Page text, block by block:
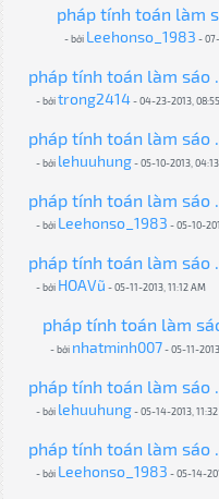
pháp tính toán làm
- bởi Leehonso_1983 -
pháp tính toán làm sáo .
- bởitrong2414- 04-23-2013,
pháp tính toán làm sáo .
- bởi lehuuhung- 05-10-2013,
pháp tính toán làm sáo .
- bởi Leehonso_1983 - 05-10-
pháp tính toán làm sáo .
- bởi HOAVũ - 05-11-2013, 11:12 AM
pháp tính toán làm
- bởi nhatminh007 - 05-11-
pháp tính toán làm sáo .
- bởi lehuuhung- 05-14-2013,
pháp tính toán làm sáo .
- bởi Leehonso_1983 - 05-14-